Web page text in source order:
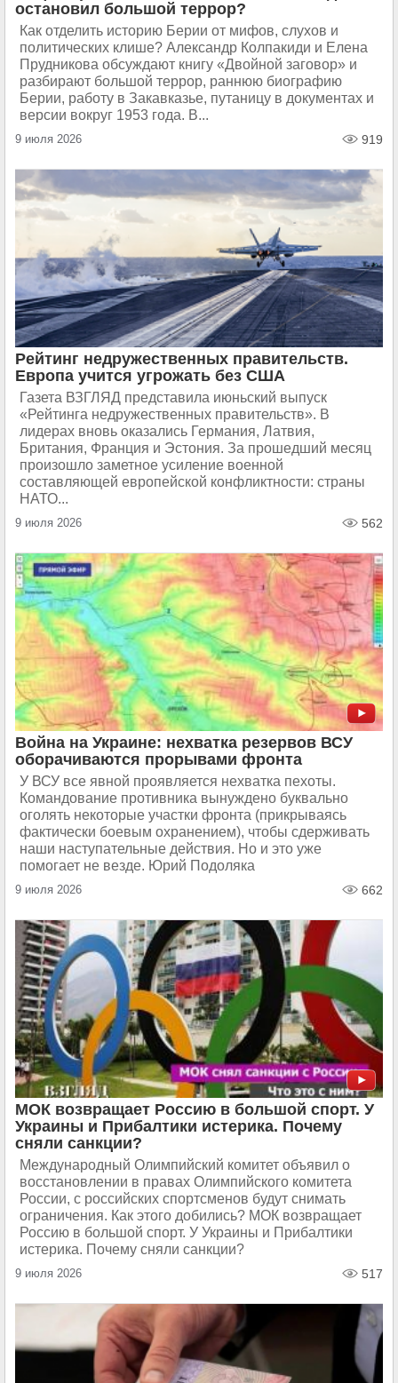
остановил большой террор?
Как отделить историю Берии от мифов, слухов и
политических клише? Александр Колпакиди и Елена
Прудникова обсуждают книгу «Двойной заговор» и
разбирают большой террор, раннюю биографию
Берии, работу в Закавказье, путаницу в документах и
версии вокруг 1953 года. В...
9 июля 2026 919
Рейтинг недружественных правительств.
Европа учится угрожать без США
Газета ВЗГЛЯД представила июньский выпуск
«Рейтинга недружественных правительств». В
лидерах вновь оказались Германия, Латвия,
Британия, Франция и Эстония. За прошедший месяц
произошло заметное усиление военной
составляющей европейской конфликтности: страны
НАТО...
9 июля 2026 562
Война на Украине: нехватка резервов ВСУ
оборачиваются прорывами фронта
У ВСУ все явной проявляется нехватка пехоты.
Командование противника вынуждено буквально
оголять некоторые участки фронта (прикрываясь
фактически боевым охранением), чтобы сдерживать
наши наступательные действия. Но и это уже
помогает не везде. Юрий Подоляка
9 июля 2026 662
МОК возвращает Россию в большой спорт. У
Украины и Прибалтики истерика. Почему
сняли санкции?
Международный Олимпийский комитет объявил о
восстановлении в правах Олимпийского комитета
России, с российских спортсменов будут снимать
ограничения. Как этого добились? МОК возвращает
Россию в большой спорт. У Украины и Прибалтики
истерика. Почему сняли санкции?
9 июля 2026 517